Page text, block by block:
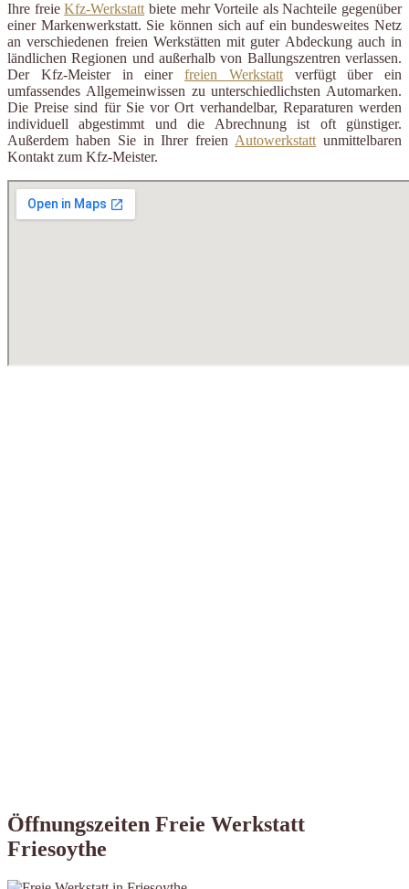
Ihre freieKfz-Werkstattbiete mehr Vorteile als Nachteile gegenüber
einer Markenwerkstatt. Sie können sich auf ein bundesweites Netz
an verschiedenen freien Werkstätten mit guter Abdeckung auch in
ländlichen Regionen und außerhalb von Ballungszentren verlassen.
Der Kfz-Meister in einer freien Werkstattverfügt über ein
umfassendes Allgemeinwissen zu unterschiedlichsten Automarken.
Die Preise sind für Sie vor Ort verhandelbar, Reparaturen werden
individuell abgestimmt und die Abrechnung ist oft günstiger.
Außerdem haben Sie in Ihrer freienAutowerkstattunmittelbaren
Kontakt zum Kfz-Meister.
Öffnungszeiten Freie Werkstatt
Friesoythe